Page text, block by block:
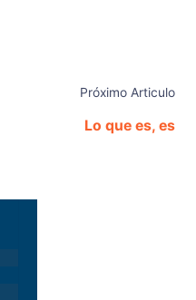
Próximo Articulo
Lo que es, es